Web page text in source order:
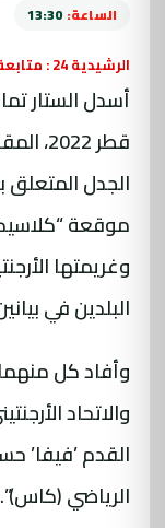
الساعة: 13:30
الرشيدية 24 : متابعة
أسدل الستار
قطر
الجدل المتعلق
موقعة
وغريمتها
البلدين في
وأفاد كل منهما
والاتحاد
القدم ’فيفا’
الرياضي (كاس)”.